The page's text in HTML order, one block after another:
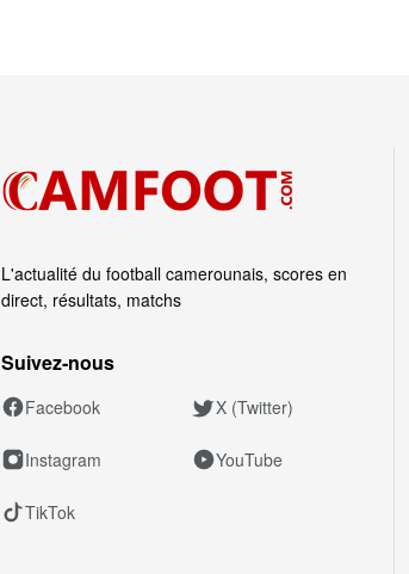
L'actualité du football camerounais, scores en
direct, résultats, matchs
Suivez‑nous
Facebook X (Twitter)
Instagram YouTube
TikTok